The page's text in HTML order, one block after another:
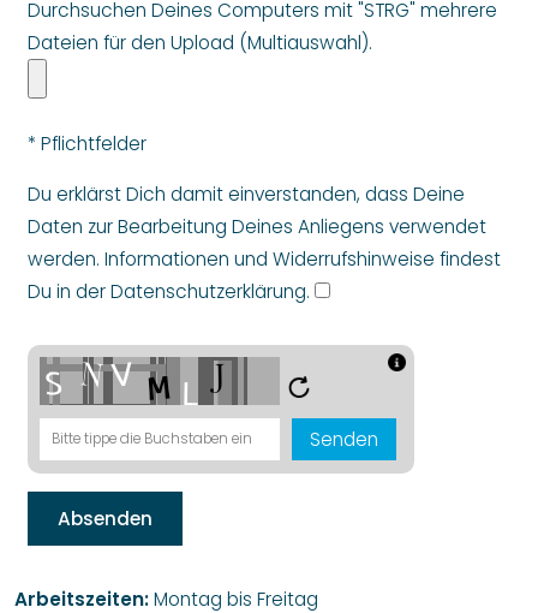
Durchsuchen Deines Computers mit "STRG" mehrere
Dateien für den Upload (Multiauswahl).
* Pflichtfelder
Du erklärst Dich damit einverstanden, dass Deine
Daten zur Bearbeitung Deines Anliegens verwendet
werden. Informationen und Widerrufshinweise findest
Du in derDatenschutzerklärung.
Senden
Arbeitszeiten:Montag bis Freitag